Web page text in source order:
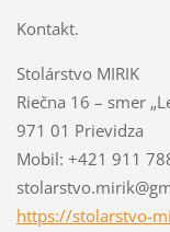
Kontakt.
Stolárstvo MIRIK
Riečna 16 – smer
971 01 Prievidza
Mobil: +421 911
https://stolarstvo-